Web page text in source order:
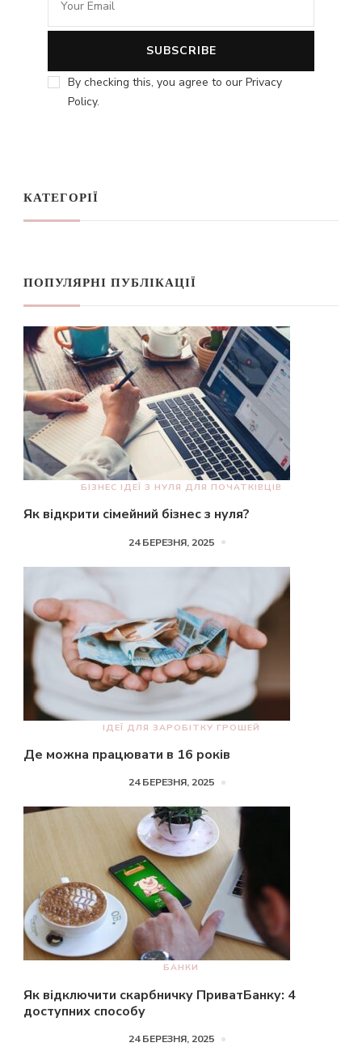
By checking this, you agree to our Privacy
Policy.
КАТЕГОРІЇ
ПОПУЛЯРНІ ПУБЛІКАЦІЇ
БІЗНЕС ІДЕЇ З НУЛЯ ДЛЯ ПОЧАТКІВЦІВ
Як відкрити сімейний бізнес з нуля?
24 БЕРЕЗНЯ, 2025
ІДЕЇ ДЛЯ ЗАРОБІТКУ ГРОШЕЙ
Де можна працювати в 16 років
24 БЕРЕЗНЯ, 2025
БАНКИ
Як відключити скарбничку ПриватБанку: 4
доступних способу
24 БЕРЕЗНЯ, 2025